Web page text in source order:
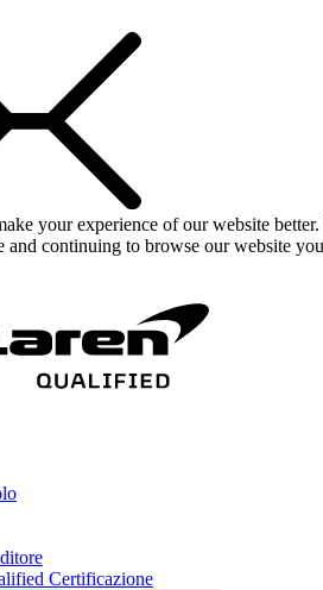
your experience of our website
and continuing to browse our website
Certificazione